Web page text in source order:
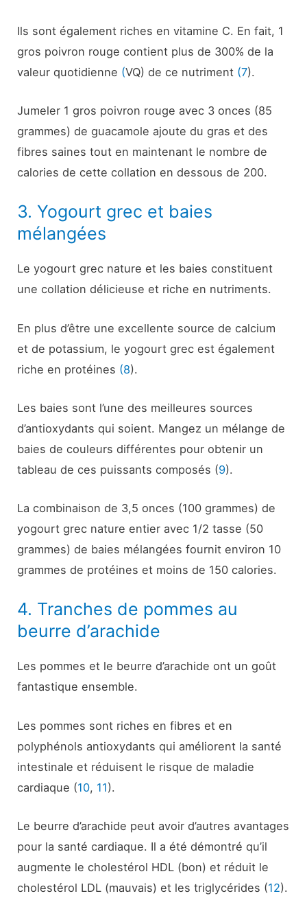
Ils sont également riches en vitamine C. En fait, 1
gros poivron rouge contient plus de 300% de la
valeur quotidienne (VQ) de ce nutriment (7).
Jumeler 1 gros poivron rouge avec 3 onces (85
grammes) de guacamole ajoute du gras et des
fibres saines tout en maintenant le nombre de
calories de cette collation en dessous de 200.
3. Yogourt grec et baies
mélangées
Le yogourt grec nature et les baies constituent
une collation délicieuse et riche en nutriments.
En plus d’être une excellente source de calcium
et de potassium, le yogourt grec est également
riche en protéines (8).
Les baies sont l’une des meilleures sources
d’antioxydants qui soient. Mangez un mélange de
baies de couleurs différentes pour obtenir un
tableau de ces puissants composés (9).
La combinaison de 3,5 onces (100 grammes) de
yogourt grec nature entier avec 1/2 tasse (50
grammes) de baies mélangées fournit environ 10
grammes de protéines et moins de 150 calories.
4. Tranches de pommes au
beurre d’arachide
Les pommes et le beurre d’arachide ont un goût
fantastique ensemble.
Les pommes sont riches en fibres et en
polyphénols antioxydants qui améliorent la santé
intestinale et réduisent le risque de maladie
cardiaque (10, 11).
Le beurre d’arachide peut avoir d’autres avantages
pour la santé cardiaque. Il a été démontré qu’il
augmente le cholestérol HDL (bon) et réduit le
cholestérol LDL (mauvais) et les triglycérides (12).